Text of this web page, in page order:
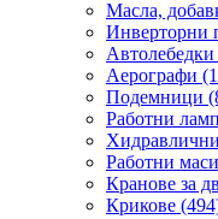
Масла,
Инверторни
Автолебедки
Аерографи
Подемници
Работни
Работни
Кранове за
Крикове